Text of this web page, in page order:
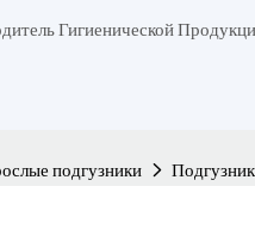
Гигиенической
подгузники